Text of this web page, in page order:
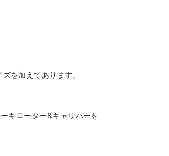
を加えてあります。
キローター&キャリパーを